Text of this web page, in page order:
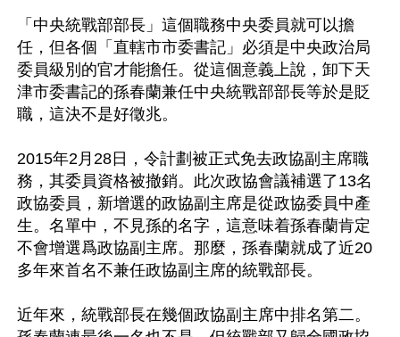
「中央統戰部部長」這個職務中央委員就可以擔
任，但各個「直轄市市委書記」必須是中央政治局
委員級別的官才能擔任。從這個意義上說，卸下天
津市委書記的孫春蘭兼任中央統戰部部長等於是貶
職，這決不是好徵兆。
2015年2月28日，令計劃被正式免去政協副主席職
務，其委員資格被撤銷。此次政協會議補選了13名
政協委員，新增選的政協副主席是從政協委員中產
生。名單中，不見孫的名字，這意味着孫春蘭肯定
不會增選爲政協副主席。那麼，孫春蘭就成了近20
多年來首名不兼任政協副主席的統戰部長。
近年來，統戰部長在幾個政協副主席中排名第二。